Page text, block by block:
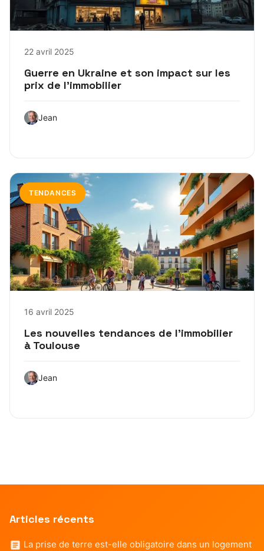
22 avril 2025
Guerre en Ukraine et son impact sur les
prix de l’immobilier
Jean
TENDANCES
16 avril 2025
Les nouvelles tendances de l’immobilier
à Toulouse
Jean
Articles récents
La prise de terre est-elle obligatoire dans un logement